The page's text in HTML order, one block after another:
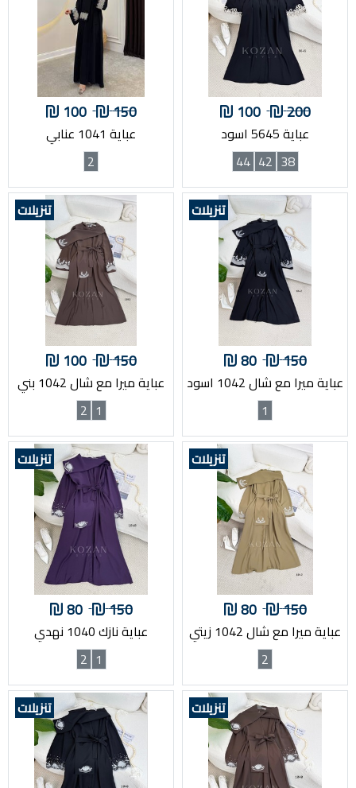
200
100
عباية 5645 اسود
38
42
44
150
100
عباية 1041 عنابي
2
تنزيلات
150
80
عباية ميرا مع شال 1042 اسود
1
تنزيلات
150
100
عباية ميرا مع شال 1042 بني
1
2
تنزيلات
150
80
عباية ميرا مع شال 1042 زيتي
2
تنزيلات
150
80
عباية نازك 1040 نهدي
1
2
تنزيلات تنزيلات